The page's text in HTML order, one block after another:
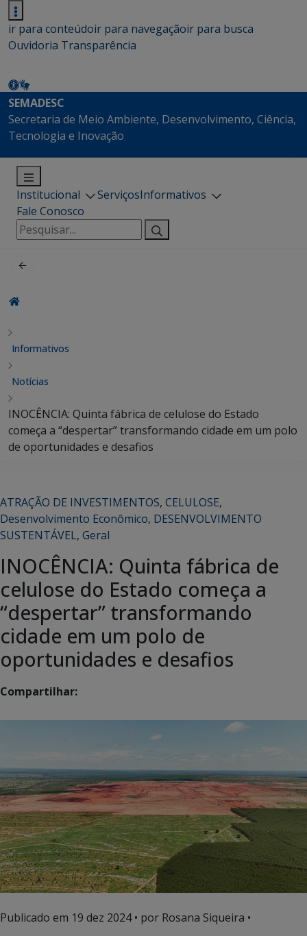
ir para conteúdoir para navegaçãoir para busca
Ouvidoria Transparência
SEMADESC
Secretaria de Meio Ambiente, Desenvolvimento, Ciência,
Tecnologia e Inovação
Institucional ServiçosInformativos
Fale Conosco
Pesquisar
por:
Informativos
Notícias
INOCÊNCIA: Quinta fábrica de celulose do Estado
começa a “despertar” transformando cidade em um polo
de oportunidades e desafios
ATRAÇÃO DE INVESTIMENTOS, CELULOSE,
Desenvolvimento Econômico, DESENVOLVIMENTO
SUSTENTÁVEL, Geral
INOCÊNCIA: Quinta fábrica de
celulose do Estado começa a
“despertar” transformando
cidade em um polo de
oportunidades e desafios
Compartilhar:
Publicado em 19 dez 2024• por Rosana Siqueira •